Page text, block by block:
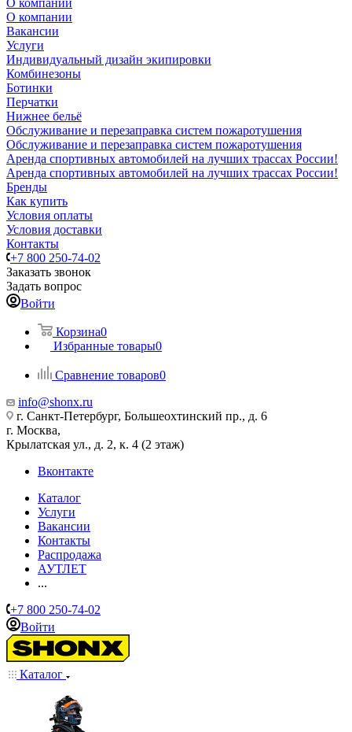
О компании
О компании
Вакансии
Услуги
Индивидуальный дизайн экипировки
Комбинезоны
Ботинки
Перчатки
Нижнее бельё
Обслуживание и перезаправка систем пожаротушения
Обслуживание и перезаправка систем пожаротушения
Аренда спортивных автомобилей на лучших трассах России!
Аренда спортивных автомобилей на лучших трассах России!
Бренды
Как купить
Условия оплаты
Условия доставки
Контакты
+7 800 250-74-02
Заказать звонок
Задать вопрос
Войти
Корзина0
Избранные товары0
Сравнение товаров0
info@shonx.ru
г. Санкт-Петербург, Большеохтинский пр., д. 6
г. Москва,
Крылатская ул., д. 2, к. 4 (2 этаж)
Вконтакте
Каталог
Услуги
Вакансии
Контакты
Распродажа
АУТЛЕТ
...
+7 800 250-74-02
Войти
Каталог